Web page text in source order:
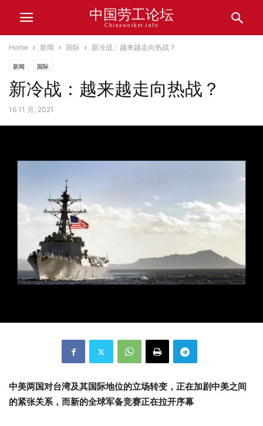
中国劳工论坛
Chinaworker.info
Home 新闻 国际 新冷战：越来越走向热战？
新闻 国际
新冷战：越来越走向热战？
16 11 月, 2021
中美两国对台湾及其国际地位的立场转变，正在加剧中美之间
的紧张关系，而新的全球军备竞赛正在拉开序幕